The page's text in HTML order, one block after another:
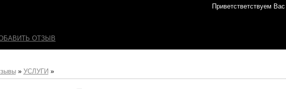
Приветстветствуем Вас
ОТЗЫВ
» УСЛУГИ »